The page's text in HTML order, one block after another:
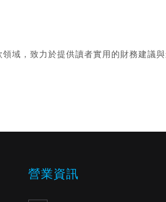
域，致力於提供讀者實用的財務建議
營業資訊